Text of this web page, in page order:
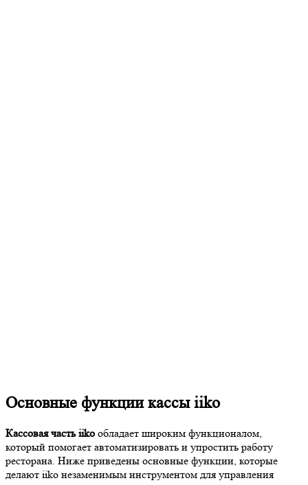
Основные функции кассы iiko
Кассовая часть iiko обладает широким функционалом,
который помогает автоматизировать и упростить работу
ресторана. Ниже приведены основные функции, которые
делают iiko незаменимым инструментом для управления